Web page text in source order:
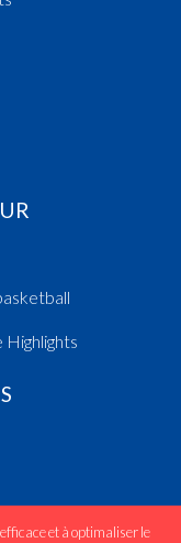
Highlights
et à optimaliser le